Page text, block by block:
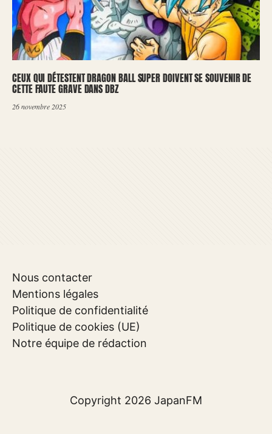
CEUX QUI DÉTESTENT DRAGON BALL SUPER DOIVENT SE SOUVENIR DE
CETTE FAUTE GRAVE DANS DBZ
26 novembre 2025
Nous contacter
Mentions légales
Politique de confidentialité
Politique de cookies (UE)
Notre équipe de rédaction
Copyright 2026 JapanFM